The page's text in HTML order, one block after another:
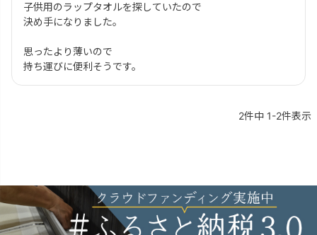
子供用のラップタオルを探していたので
決め手になりました。
思ったより薄いので
持ち運びに便利そうです。
2件中 1-2件表示